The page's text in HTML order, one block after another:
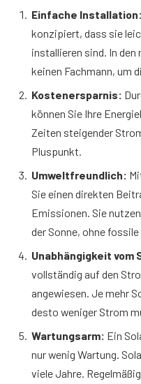
Einfache Installation:
konzipiert, dass sie
installieren sind. In
keinen Fachmann, um
Kostenersparnis:
können Sie Ihre
Zeiten steigender
Pluspunkt.
Umweltfreundlich:
Sie einen direkten
Emissionen. Sie
der Sonne, ohne
Unabhängigkeit vom
vollständig auf den
angewiesen. Je mehr
desto weniger Strom
Wartungsarm: Ein
nur wenig Wartung.
viele Jahre.